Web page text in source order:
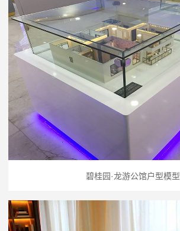
碧桂园·龙游公馆户型模型